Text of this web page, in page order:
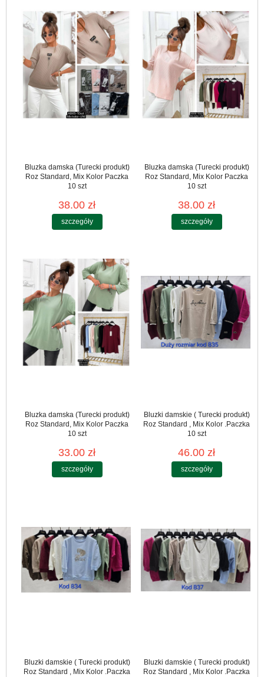
Bluzka damska (Turecki produkt)
Roz Standard, Mix Kolor Paczka
10 szt
38.00 zł
szczegóły
Bluzka damska (Turecki produkt)
Roz Standard, Mix Kolor Paczka
10 szt
38.00 zł
szczegóły
Bluzka damska (Turecki produkt)
Roz Standard, Mix Kolor Paczka
10 szt
33.00 zł
szczegóły
Bluzki damskie ( Turecki produkt)
Roz Standard , Mix Kolor .Paczka
10 szt
46.00 zł
szczegóły
Bluzki damskie ( Turecki produkt)
Roz Standard , Mix Kolor .Paczka
Bluzki damskie ( Turecki produkt)
Roz Standard , Mix Kolor .Paczka